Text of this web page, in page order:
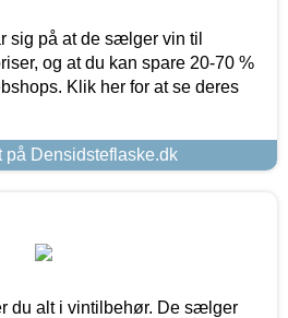
sig på at de sælger vin til
og at du kan spare 20-70 %
Klik her for at se deres
på Densidsteflaske.dk
du alt i vintilbehør. De sælger